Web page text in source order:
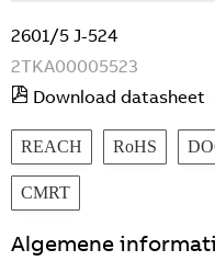
2601/5 J-524
2TKA00005523
Download datasheet
REACH RoHS
CMRT
Algemene